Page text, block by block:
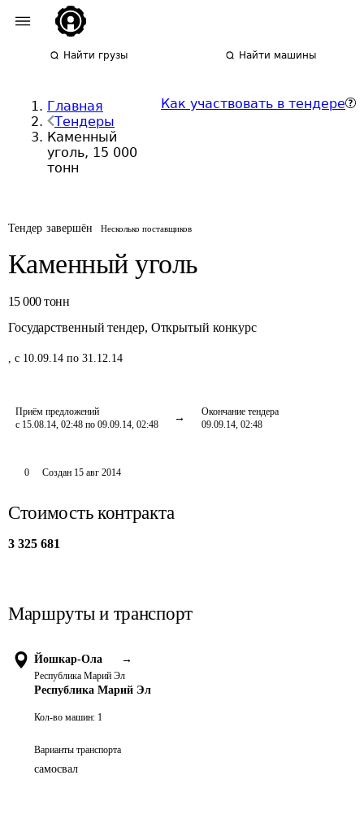
Найти грузы Найти машины
Главная
Тендеры
Каменный
уголь, 15 000
тонн
Как участвовать в тендере
Тендер завершён Несколько поставщиков
Каменный уголь
15 000 тонн
Государственный тендер, Открытый конкурс
, с 10.09.14 по 31.12.14
Приём предложений
с 15.08.14, 02:48 по 09.09.14, 02:48
Окончание тендера
09.09.14, 02:48
0 Создан 15 авг 2014
Стоимость контракта
3 325 681
Маршруты и транспорт
Йошкар-Ола →
Республика Марий Эл
Республика Марий Эл
Кол-во машин: 1
Варианты транспорта
самосвал